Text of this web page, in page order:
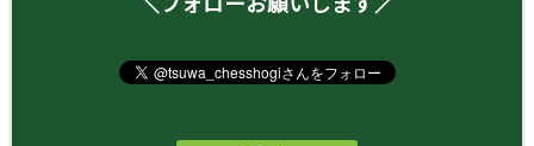
＼フォローお願いします／